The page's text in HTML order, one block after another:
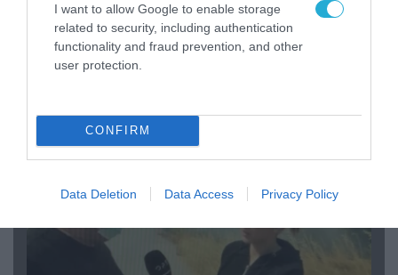
I want to allow Google to enable storage
related to security, including authentication
functionality and fraud prevention, and other
user protection.
CONFIRM
Data Deletion Data Access Privacy Policy
04.08.2026 | 13:02
Η ανακοίνωση του Πανελλήνιου Σωματείου
Πυροσβεστών για την δημοσιογράφο του OPEN